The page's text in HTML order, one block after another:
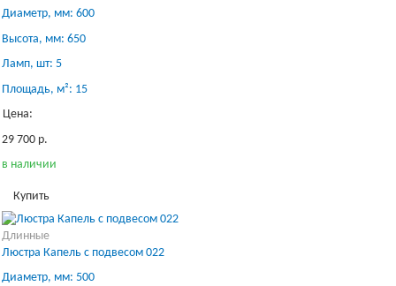
Диаметр, мм: 600
Высота, мм: 650
Ламп, шт: 5
Площадь, м²: 15
Цена:
29 700 р.
в наличии
Купить
Длинные
Люстра Капель с подвесом 022
Диаметр, мм: 500